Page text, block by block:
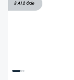
3 Al 2 Öde